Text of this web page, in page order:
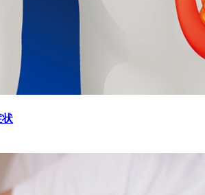
状